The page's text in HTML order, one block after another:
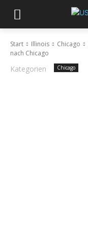
Start Illinois Chicago
nach Chicago
Kategorien Chicago